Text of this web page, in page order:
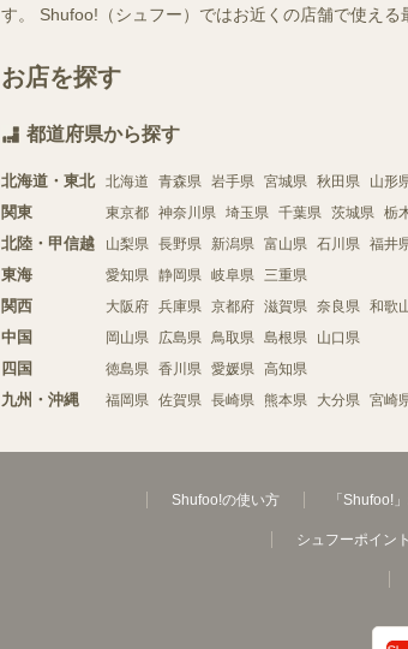
す。 Shufoo!（シュフー）ではお近くの店舗で使え
お店を探す
都道府県から探す
北海道・東北 北海道 青森県 岩手県 宮城県 秋田県 山形
関東 東京都 神奈川県 埼玉県 千葉県 茨城県 栃
北陸・甲信越 山梨県 長野県 新潟県 富山県 石川県 福井
東海 愛知県 静岡県 岐阜県 三重県
関西 大阪府 兵庫県 京都府 滋賀県 奈良県 和歌
中国 岡山県 広島県 鳥取県 島根県 山口県
四国 徳島県 香川県 愛媛県 高知県
九州・沖縄 福岡県 佐賀県 長崎県 熊本県 大分県 宮崎
Shufoo!の使い方 「Shufoo!
シュフーポイン